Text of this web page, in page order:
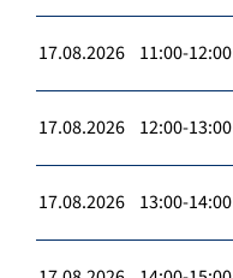
17.08.2026 11:00-12:00
17.08.2026 12:00-13:00
17.08.2026 13:00-14:00